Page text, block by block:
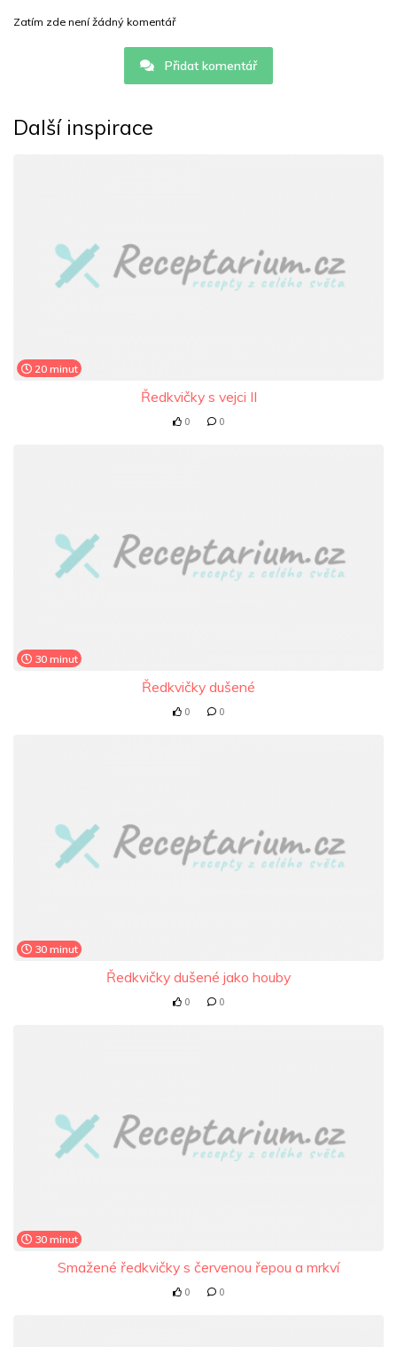
Zatím zde není žádný komentář
Přidat komentář
Další inspirace
20 minut
Ředkvičky s vejci II
0 0
30 minut
Ředkvičky dušené
0 0
30 minut
Ředkvičky dušené jako houby
0 0
30 minut
Smažené ředkvičky s červenou řepou a mrkví
0 0